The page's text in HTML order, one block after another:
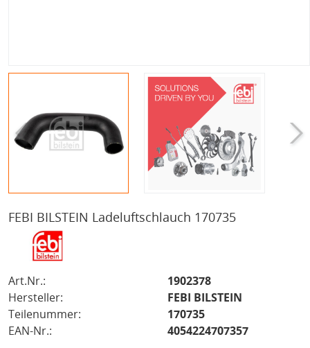
FEBI BILSTEIN Ladeluftschlauch 170735
Art.Nr.:
1902378
Hersteller:
FEBI BILSTEIN
Teilenummer:
170735
EAN-Nr.:
4054224707357